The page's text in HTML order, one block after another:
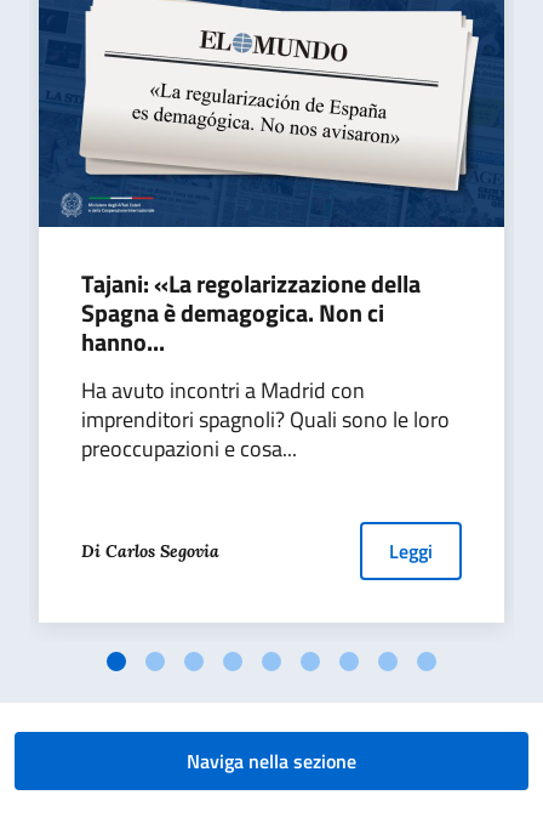
Tajani: «La regolarizzazione della
Spagna è demagogica. Non ci
hanno...
Ha avuto incontri a Madrid con
imprenditori spagnoli? Quali sono le loro
preoccupazioni e cosa...
Di Carlos Segovia Leggi
Naviga nella sezione